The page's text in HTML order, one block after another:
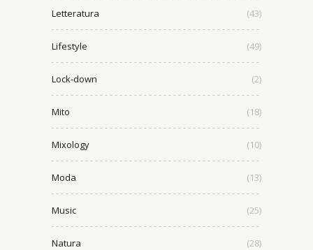
Letteratura (43)
Lifestyle (49)
Lock-down (2)
Mito (18)
Mixology (10)
Moda (13)
Music (25)
Natura (28)